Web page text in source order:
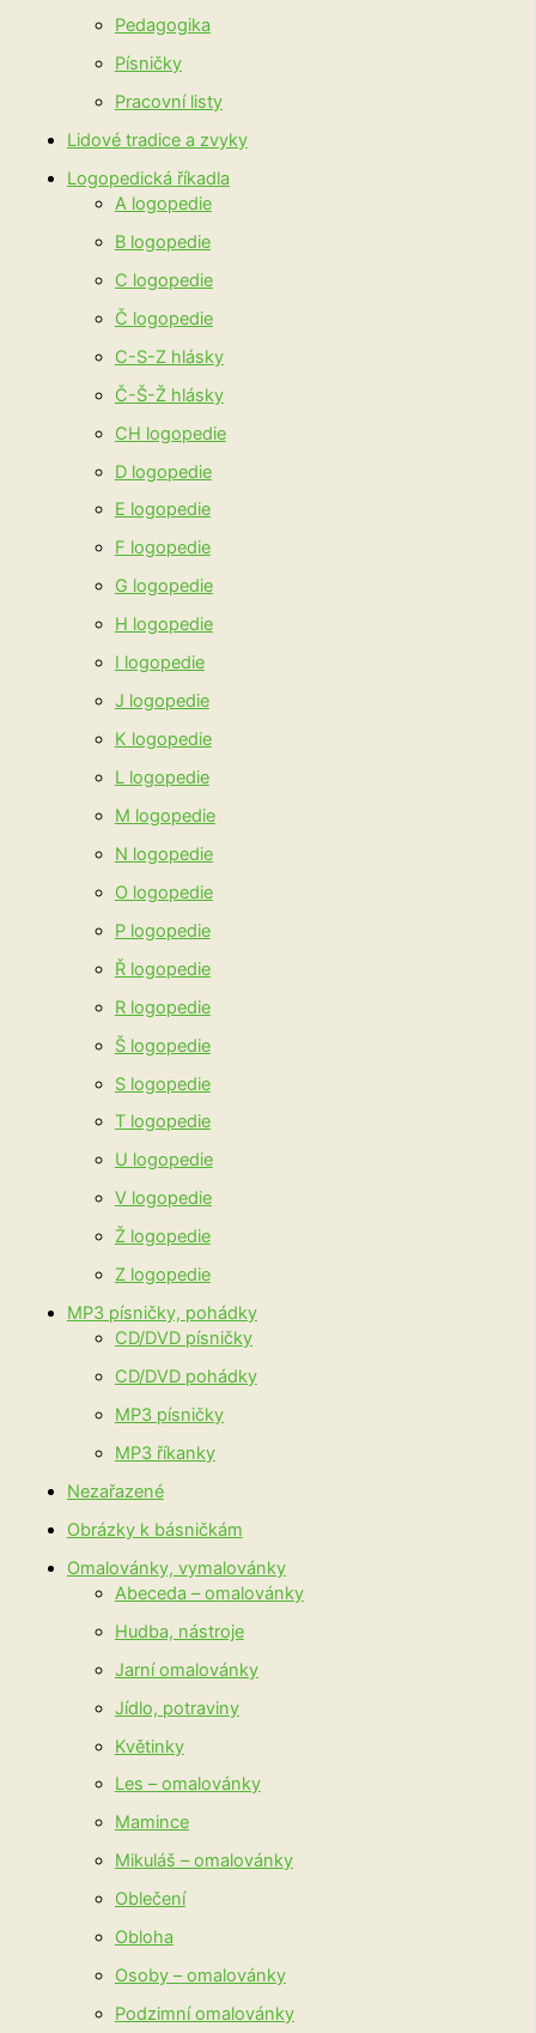
Pedagogika
Písničky
Pracovní listy
Lidové tradice a zvyky
Logopedická říkadla
A logopedie
B logopedie
C logopedie
Č logopedie
C-S-Z hlásky
Č-Š-Ž hlásky
CH logopedie
D logopedie
E logopedie
F logopedie
G logopedie
H logopedie
I logopedie
J logopedie
K logopedie
L logopedie
M logopedie
N logopedie
O logopedie
P logopedie
Ř logopedie
R logopedie
Š logopedie
S logopedie
T logopedie
U logopedie
V logopedie
Ž logopedie
Z logopedie
MP3 písničky, pohádky
CD/DVD písničky
CD/DVD pohádky
MP3 písničky
MP3 říkanky
Nezařazené
Obrázky k básničkám
Omalovánky, vymalovánky
Abeceda – omalovánky
Hudba, nástroje
Jarní omalovánky
Jídlo, potraviny
Květinky
Les – omalovánky
Mamince
Mikuláš – omalovánky
Oblečení
Obloha
Osoby – omalovánky
Podzimní omalovánky